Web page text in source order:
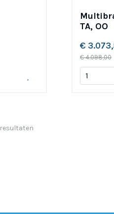
TA, OO
€
€ 4.098,00
resultaten